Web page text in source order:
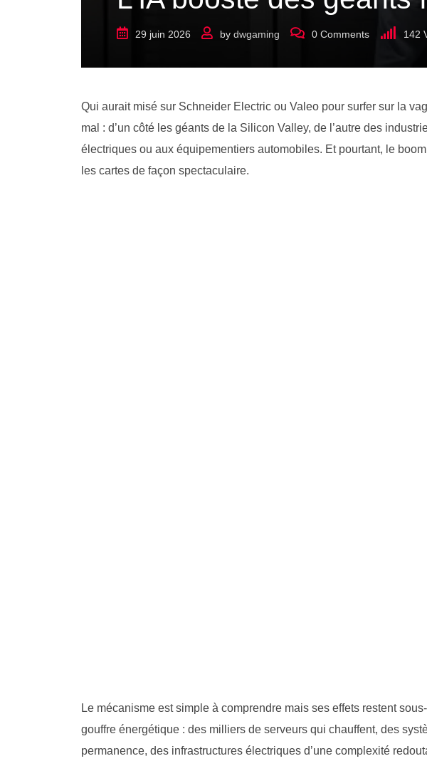
29 juin 2026 by dwgaming 0 Comments 142
Qui aurait misé sur Schneider Electric ou Valeo pour surfer sur la
mal : d’un côté les géants de la Silicon Valley, de l’autre des
électriques ou aux équipementiers automobiles. Et pourtant, le
les cartes de façon spectaculaire.
Le mécanisme est simple à comprendre mais ses effets restent
gouffre énergétique : des milliers de serveurs qui chauffent, des
permanence, des infrastructures électriques d’une complexité